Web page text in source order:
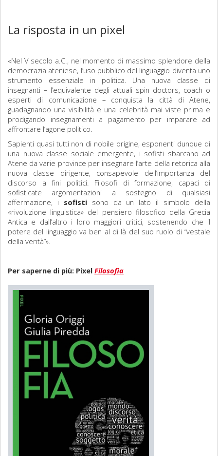
La risposta in un pixel
«Nel V secolo a.C., nel momento di massimo splendore della
democrazia ateniese, l’uso pubblico del linguaggio diventa uno
strumento essenziale in politica. Una nuova classe di
insegnanti – l’equivalente degli attuali spin doctors, coach o
esperti di comunicazione – conquista la città di Atene,
guadagnando una visibilità e una celebrità mai viste prima e
prodigando insegnamenti a pagamento per imparare ad
affrontare l’agone politico.
Sapienti quasi tutti non di nobile origine, esponenti dunque di
una nuova classe sociale emergente, i sofisti sbarcano ad
Atene da varie province per insegnare l’arte della retorica alla
nuova classe dirigente, consapevole dell’importanza del
discorso a fini politici. Filosofi di formazione, capaci di
sofisticate argomentazioni a sostegno di qualsiasi
affermazione, i sofistisono da un lato il simbolo della
«rivoluzione linguistica» del pensiero filosofico della Grecia
Antica e dall’altro i loro maggiori critici, sostenendo che il
potere del linguaggio va ben al di là del suo ruolo di “vestale
della verità”».
Per saperne di più: Pixel Filosofia